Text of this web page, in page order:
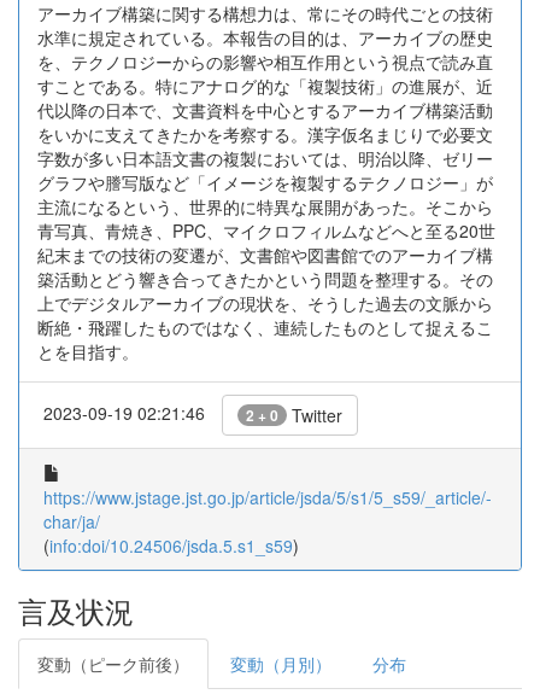
アーカイブ構築に関する構想力は、常にその時代ごとの技術
水準に規定されている。本報告の目的は、アーカイブの歴史
を、テクノロジーからの影響や相互作用という視点で読み直
すことである。特にアナログ的な「複製技術」の進展が、近
代以降の日本で、文書資料を中心とするアーカイブ構築活動
をいかに支えてきたかを考察する。漢字仮名まじりで必要文
字数が多い日本語文書の複製においては、明治以降、ゼリー
グラフや謄写版など「イメージを複製するテクノロジー」が
主流になるという、世界的に特異な展開があった。そこから
青写真、青焼き、PPC、マイクロフィルムなどへと至る20世
紀末までの技術の変遷が、文書館や図書館でのアーカイブ構
築活動とどう響き合ってきたかという問題を整理する。その
上でデジタルアーカイブの現状を、そうした過去の文脈から
断絶・飛躍したものではなく、連続したものとして捉えるこ
とを目指す。
2023-09-19 02:21:46 2 + 0 Twitter
https://www.jstage.jst.go.jp/article/jsda/5/s1/5_s59/_article/-
char/ja/
(info:doi/10.24506/jsda.5.s1_s59)
言及状況
変動（ピーク前後） 変動（月別） 分布